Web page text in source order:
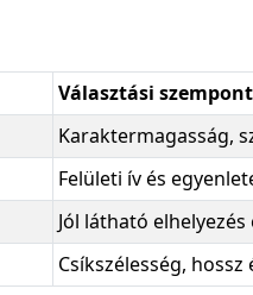
Választási szempont
Karaktermagasság,
Felületi ív és
Jól látható
Csíkszélesség, hossz